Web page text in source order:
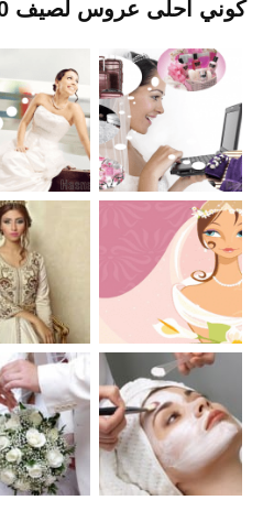
كوني أحلى عروس لصيف 2020